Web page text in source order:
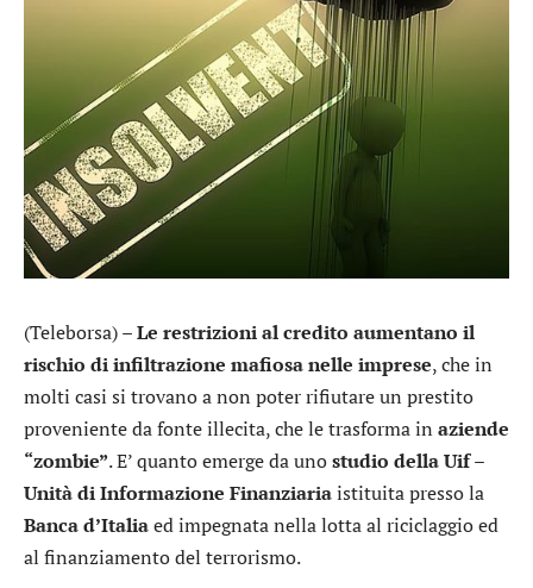
(Teleborsa) –Le restrizioni al credito aumentano il
rischio di infiltrazione mafiosanelle imprese, che in
molti casi si trovano a non poter rifiutare un prestito
proveniente da fonte illecita, che le trasforma in aziende
“zombie”. E’ quanto emerge da unostudio della Uif –
Unità di Informazione Finanziariaistituita presso la
Banca d’Italiaed impegnata nella lotta al riciclaggio ed
al finanziamento del terrorismo.